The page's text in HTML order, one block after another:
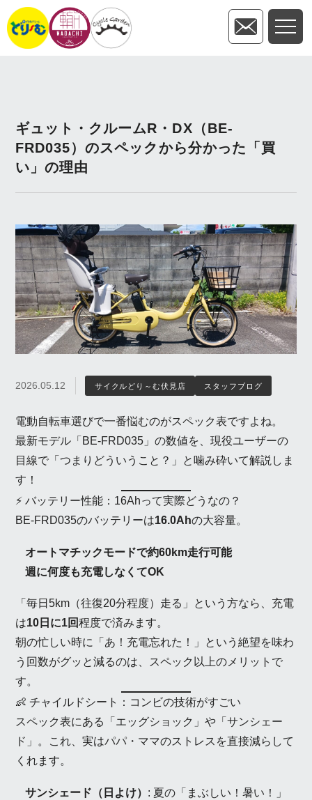
ギュット・クルームR・DX（BE-
FRD035）のスペックから分かった「買
い」の理由
2026.05.12 サイクルどり～む伏見店 スタッフブログ
電動自転車選びで一番悩むのがスペック表ですよね。
最新モデル「BE-FRD035」の数値を、現役ユーザーの
目線で「つまりどういうこと？」と噛み砕いて解説しま
す！
⚡ バッテリー性能：16Ahって実際どうなの？
BE-FRD035のバッテリーは16.0Ahの大容量。
オートマチックモードで約60km走行可能
週に何度も充電しなくてOK
「毎日5km（往復20分程度）走る」という方なら、充電
は10日に1回程度で済みます。
朝の忙しい時に「あ！充電忘れた！」という絶望を味わ
う回数がグッと減るのは、スペック以上のメリットで
す。
👶 チャイルドシート：コンビの技術がすごい
スペック表にある「エッグショック」や「サンシェー
ド」。これ、実はパパ・ママのストレスを直接減らして
くれます。
サンシェード（日よけ） : 夏の「まぶしい！暑い！」